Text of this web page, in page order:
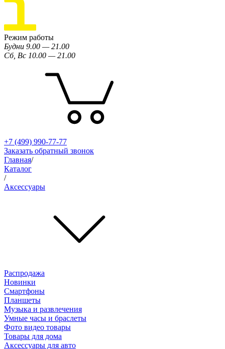
Режим работы
Будни 9.00 — 21.00
Сб, Вс 10.00 — 21.00
+7 (499) 990-77-77
Заказать обратный звонок
Главная/
Каталог
/
Аксессуары
Распродажа
Новинки
Смартфоны
Планшеты
Музыка и развлечения
Умные часы и браслеты
Фото видео товары
Товары для дома
Аксессуары для авто